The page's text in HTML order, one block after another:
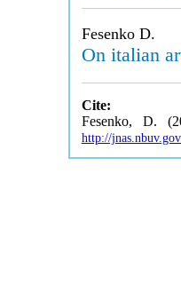
Fesenko D.
On italian
Cite:
Fesenko, D.
http://